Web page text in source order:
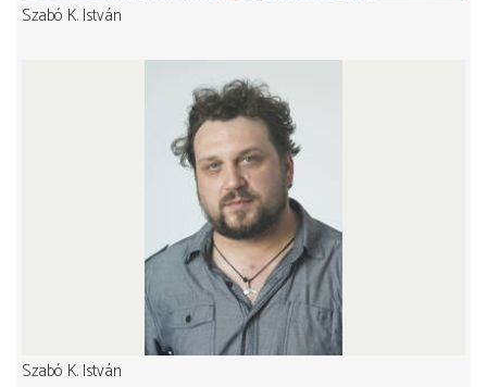
Szabó K. István
Szabó K. István